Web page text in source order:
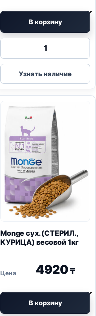
В корзину
Количество
Monge
Vet
сух.
1,5кг
Узнать наличие
Monge сух. (СТЕРИЛ.,
КУРИЦА) весовой 1кг
4920₸
В корзину